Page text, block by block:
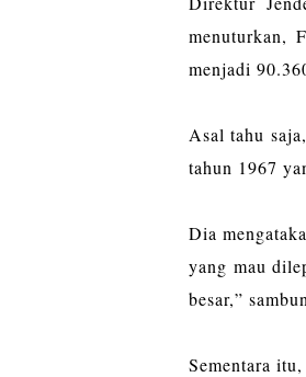
menuturkan,
menjadi
Asal tahu
tahun 1967
Dia
yang mau
besar,”
Sementara